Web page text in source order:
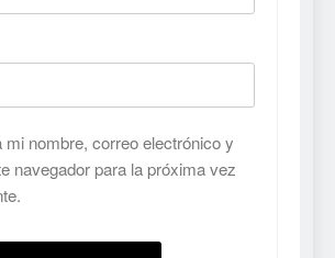
mi nombre, correo electrónico y
navegador para la próxima vez